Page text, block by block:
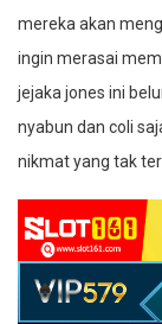
mereka akan
ingin merasai
jejaka jones ini
nyabun dan coli
nikmat yang tak